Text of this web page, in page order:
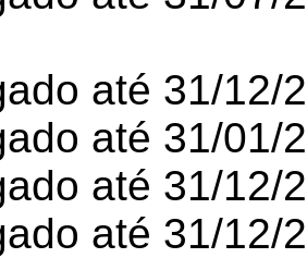
até 31/
até 31/
até 31/
até 31/12/